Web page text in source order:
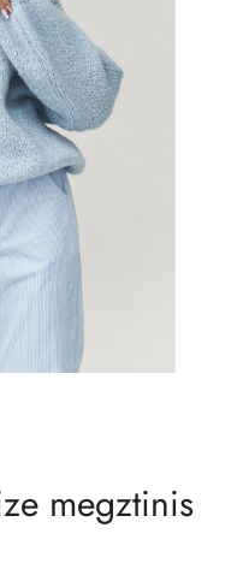
megztinis